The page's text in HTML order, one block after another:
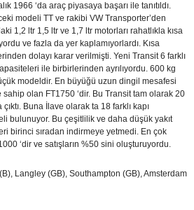
1966 ‘da araç piyasaya başarı ile tanıtıldı.
modeli TT ve rakibi VW Transporter’den
1,2 ltr 1,5 ltr ve 1,7 ltr motorları rahatlıkla kısa
ve fazla da yer kaplamıyorlardı. Kısa
dolayı karar verilmişti. Yeni Transit 6 farklı
ile birbirlerinden ayrılıyordu. 600 kg
modeldir. En büyüğü uzun dingil mesafesi
olan FT1750 ‘dir. Bu Transit tam olarak 20
Buna İlave olarak ta 18 farklı kapı
bulunuyor. Bu çeşitlilik ve daha düşük yakıt
birinci sıradan indirmeye yetmedi. En çok
‘dir ve satışların %50 sini oluşturuyordu.
Langley (GB), Southampton (GB), Amsterdam